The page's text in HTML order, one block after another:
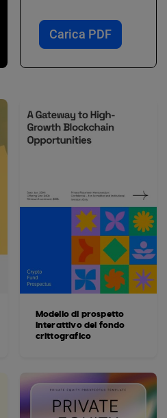
Carica PDF
Modello di prospetto
interattivo del fondo
crittografico